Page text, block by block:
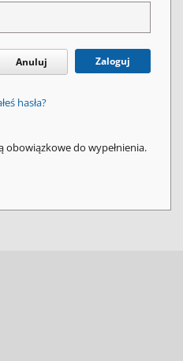
Anuluj Zaloguj
hasła?
obowiązkowe do wypełnienia.